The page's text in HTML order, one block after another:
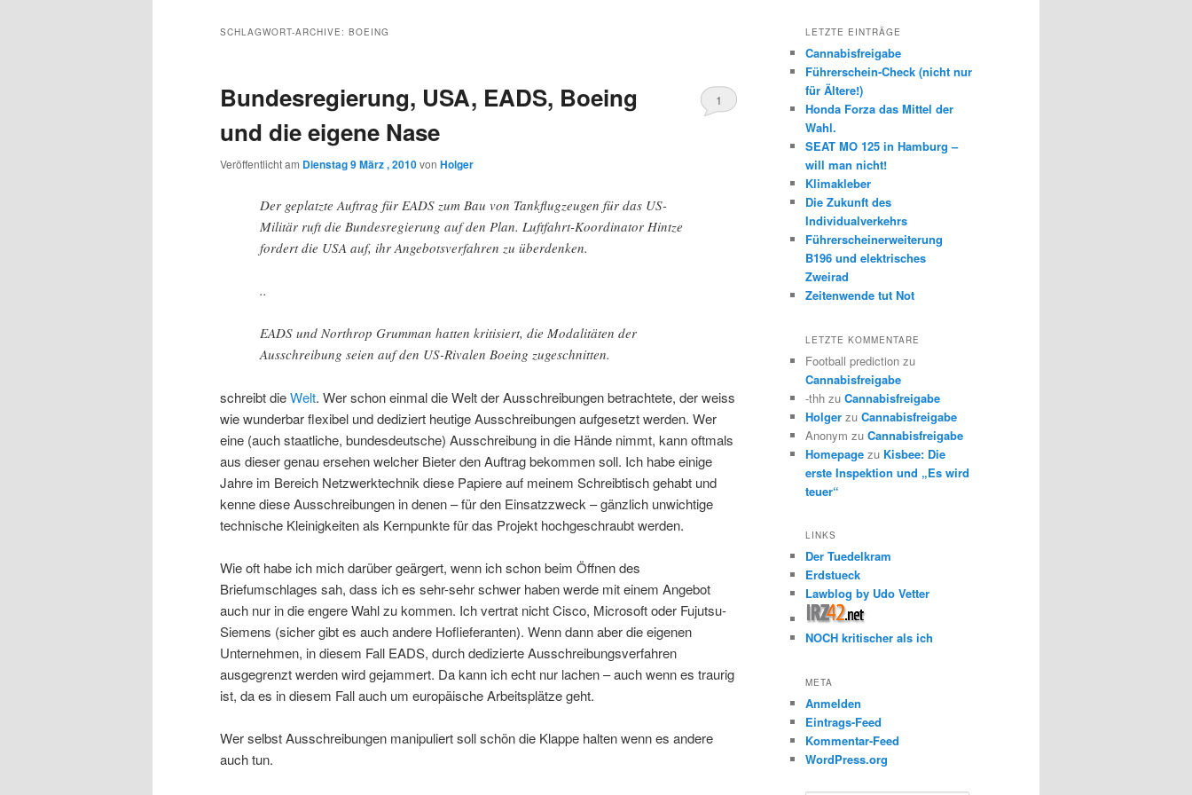
wechseln
SCHLAGWORT-ARCHIVE: BOEING
Bundesregierung, USA, EADS, Boeing
und die eigene Nase
Veröffentlicht am Dienstag 9 März , 2010von Holger
1
Der geplatzte Auftrag für EADS zum Bau von Tankflugzeugen für das US-
Militär ruft die Bundesregierung auf den Plan. Luftfahrt-Koordinator Hintze
fordert die USA auf, ihr Angebotsverfahren zu überdenken.
..
EADS und Northrop Grumman hatten kritisiert, die Modalitäten der
Ausschreibung seien auf den US-Rivalen Boeing zugeschnitten.
schreibt dieWelt. Wer schon einmal die Welt der Ausschreibungen betrachtete, der weiss
wie wunderbar flexibel und dediziert heutige Ausschreibungen aufgesetzt werden. Wer
eine (auch staatliche, bundesdeutsche) Ausschreibung in die Hände nimmt, kann oftmals
aus dieser genau ersehen welcher Bieter den Auftrag bekommen soll. Ich habe einige
Jahre im Bereich Netzwerktechnik diese Papiere auf meinem Schreibtisch gehabt und
kenne diese Ausschreibungen in denen – für den Einsatzzweck – gänzlich unwichtige
technische Kleinigkeiten als Kernpunkte für das Projekt hochgeschraubt werden.
Wie oft habe ich mich darüber geärgert, wenn ich schon beim Öffnen des
Briefumschlages sah, dass ich es sehr-sehr schwer haben werde mit einem Angebot
auch nur in die engere Wahl zu kommen. Ich vertrat nicht Cisco, Microsoft oder Fujutsu-
Siemens (sicher gibt es auch andere Hoflieferanten). Wenn dann aber die eigenen
Unternehmen, in diesem Fall EADS, durch dedizierte Ausschreibungsverfahren
ausgegrenzt werden wird gejammert. Da kann ich echt nur lachen – auch wenn es traurig
ist, da es in diesem Fall auch um europäische Arbeitsplätze geht.
Wer selbst Ausschreibungen manipuliert soll schön die Klappe halten wenn es andere
auch tun.
LETZTE EINTRÄGE
Cannabisfreigabe
Führerschein-Check (nicht nur
für Ältere!)
Honda Forza das Mittel der
Wahl.
SEAT MO 125 in Hamburg –
will man nicht!
Klimakleber
Die Zukunft des
Individualverkehrs
Führerscheinerweiterung
B196 und elektrisches
Zweirad
Zeitenwende tut Not
LETZTE KOMMENTARE
Football prediction zu
Cannabisfreigabe
-thh zu Cannabisfreigabe
Holger zu Cannabisfreigabe
Anonym zu Cannabisfreigabe
Homepage zu Kisbee: Die
erste Inspektion und „Es wird
teuer“
LINKS
Der Tuedelkram
Erdstueck
Lawblog by Udo Vetter
NOCH kritischer als ich
META
Anmelden
Eintrags-Feed
Kommentar-Feed
WordPress.org